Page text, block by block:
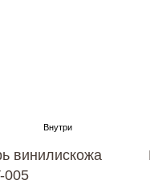
винилискожа
005